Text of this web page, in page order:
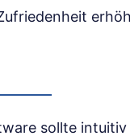
sollte